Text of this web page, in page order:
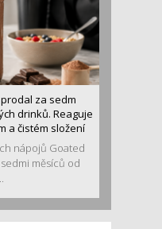
za sedm
drinků. Reaguje
a čistém složení
nápojů Goated
měsíců od